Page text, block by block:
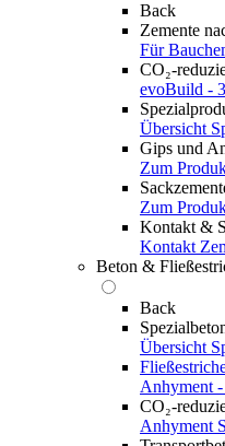
Back
Zemente
Für
CO₂-
evoBuild -
Übersicht
Gips und
Zum
Zum
Kontakt &
Kontakt
Beton &
Back
Übersicht
Anhyment
CO₂-
Anhyment